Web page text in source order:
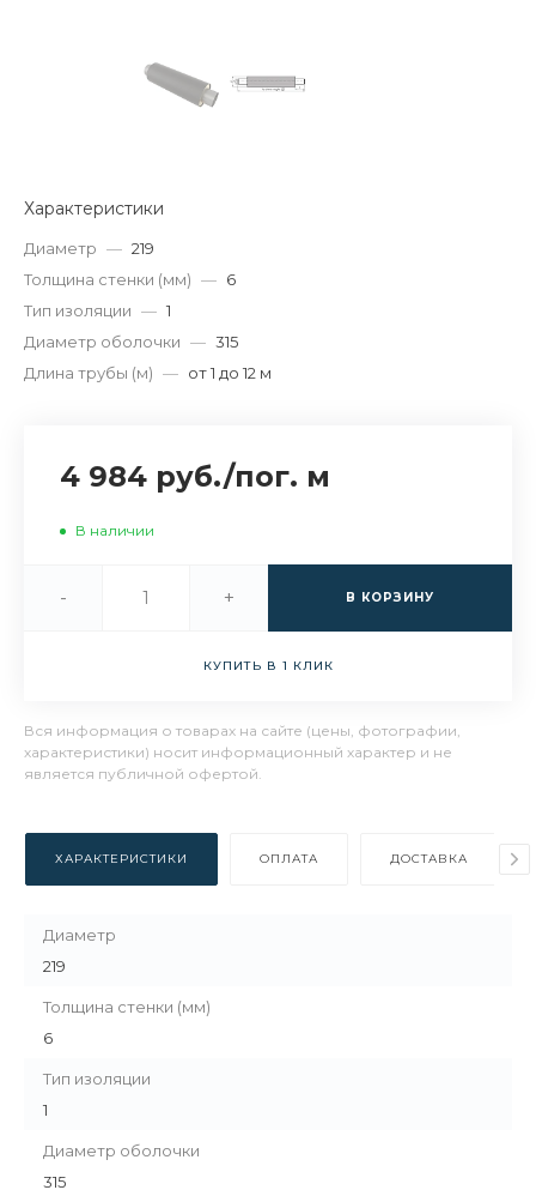
Характеристики
Диаметр — 219
Толщина стенки (мм) — 6
Тип изоляции — 1
Диаметр оболочки — 315
Длина трубы (м) — от 1 до 12 м
4 984 руб./пог. м
В наличии
- + В КОРЗИНУ
КУПИТЬ В 1 КЛИК
Вся информация о товарах на сайте (цены, фотографии,
характеристики) носит информационный характер и не
является публичной офертой.
ХАРАКТЕРИСТИКИ ОПЛАТА ДОСТАВКА
Диаметр
219
Толщина стенки (мм)
6
Тип изоляции
1
Диаметр оболочки
315